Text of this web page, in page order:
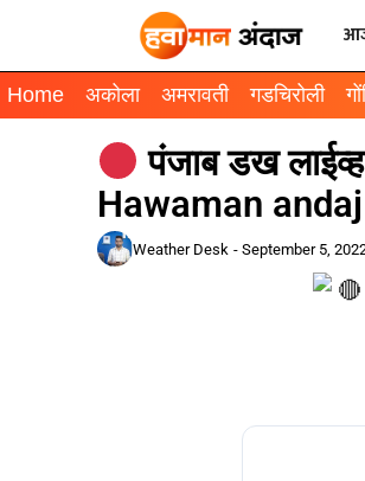
Home अकोला अमरावती गडचिरोली
पंजाब डख
Hawaman
Weather Desk - September 5,